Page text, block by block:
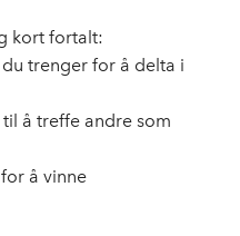
kort fortalt:
trenger for å delta i
å treffe andre som
å vinne